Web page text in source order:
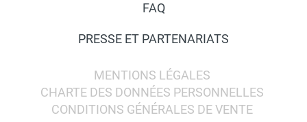
FAQ
PRESSE ET PARTENARIATS
MENTIONS LÉGALES
CHARTE DES DONNÉES PERSONNELLES
CONDITIONS GÉNÉRALES DE VENTE